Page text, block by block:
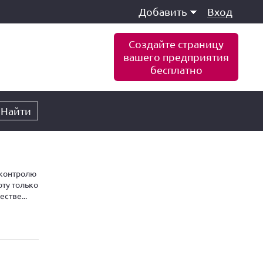
Добавить Вход
Создайте страницу
вашего предприятия
бесплатно
Найти
только